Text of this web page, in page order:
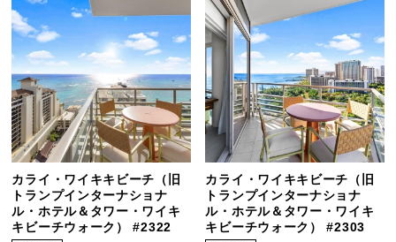
カライ・ワイキキビーチ（旧
トランプインターナショナ
ル・ホテル＆タワー・ワイキ
キビーチウォーク） #2322
カライ・ワイキキビーチ（旧
トランプインターナショナ
ル・ホテル＆タワー・ワイキ
キビーチウォーク） #2303